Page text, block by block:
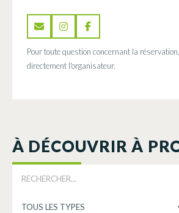
Pour toute question concernant la
directement l'organisateur.
À DÉCOUVRIR À